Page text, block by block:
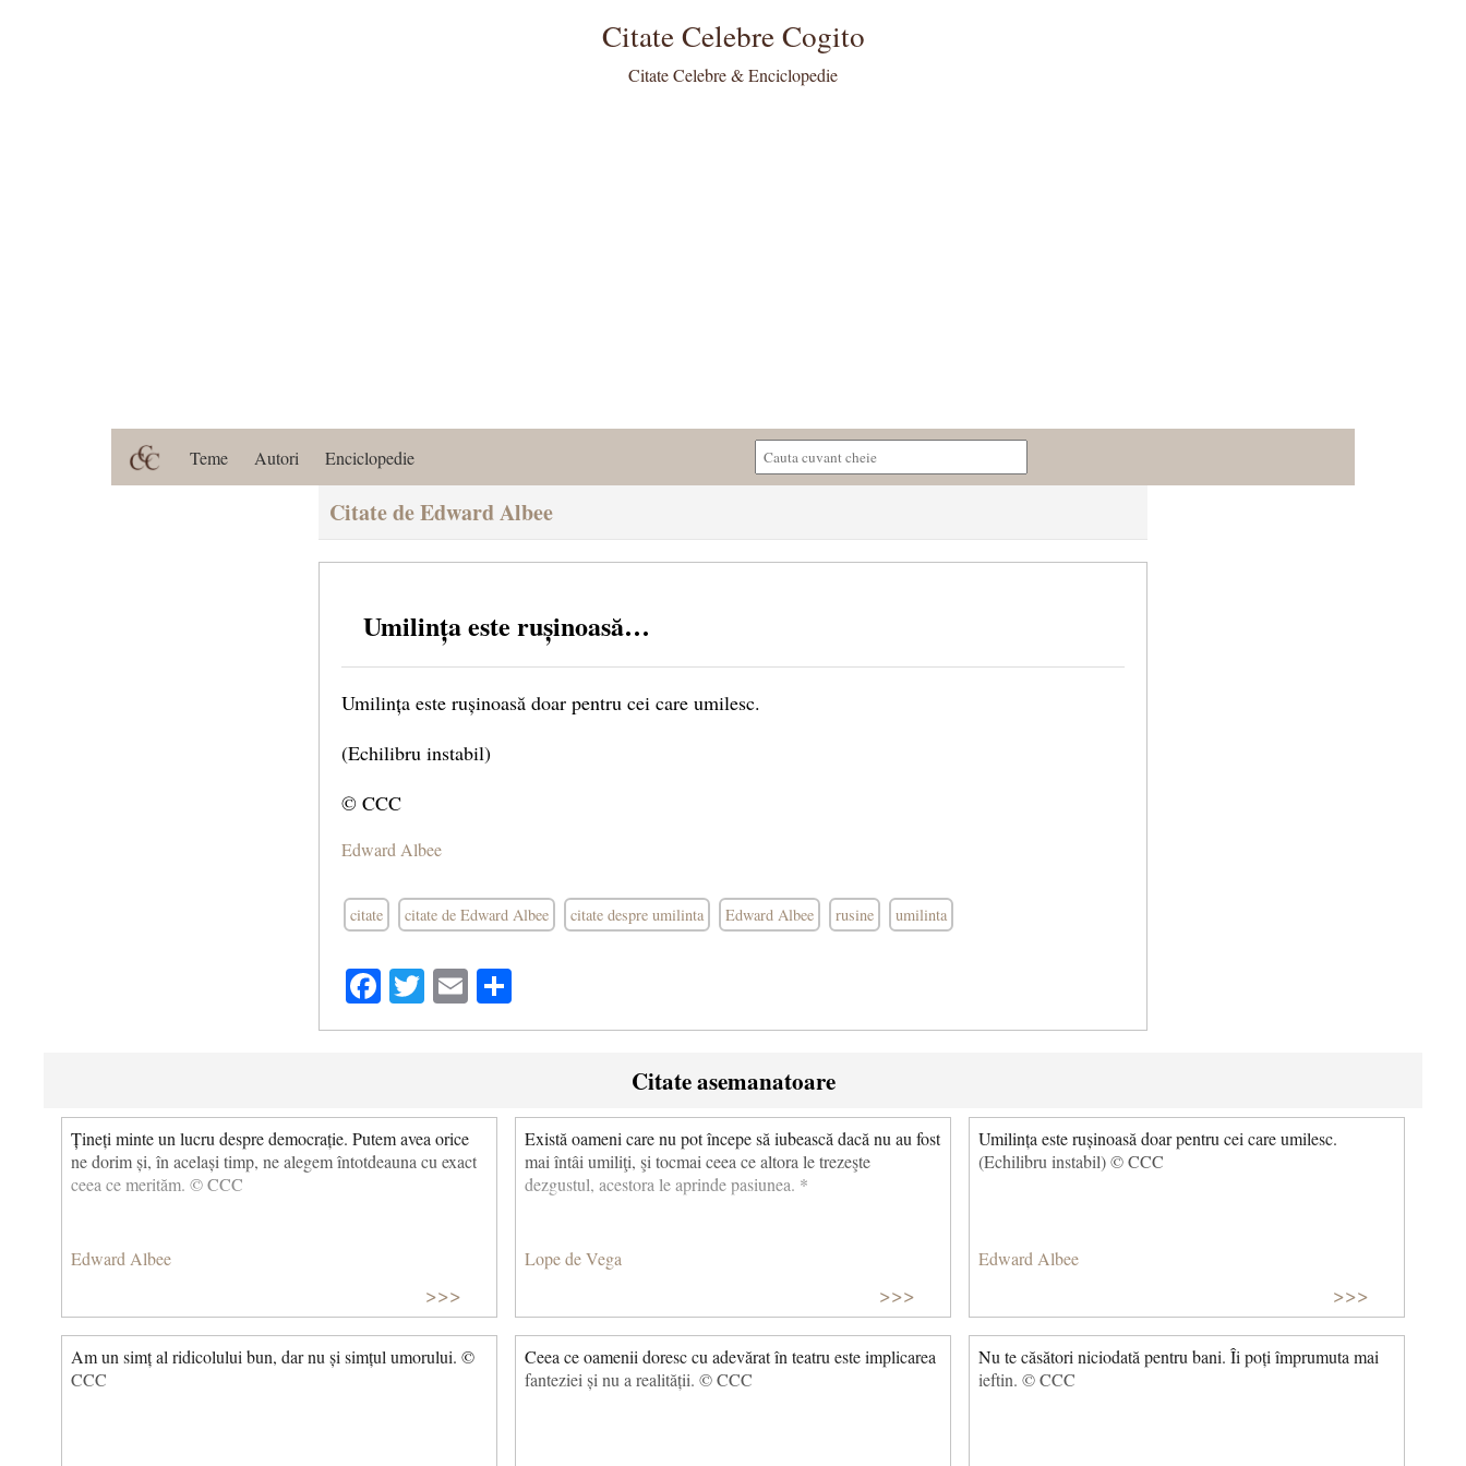
Citate Celebre Cogito
Citate Celebre & Enciclopedie
Teme Autori Enciclopedie
Citate de Edward Albee
Umilința este rușinoasă…
Umilința este rușinoasă doar pentru cei care umilesc.
(Echilibru instabil)
© CCC
Edward Albee
citate citate de Edward Albee citate despre umilinta Edward Albee rusine umilinta
Facebook
Twitter
Email
Citate asemanatoare
Țineți minte un lucru despre democrație. Putem avea orice
ne dorim și, în același timp, ne alegem întotdeauna cu exact
ceea ce merităm. © CCC
Edward Albee
>>>
Există oameni care nu pot începe să iubească dacă nu au fost
mai întâi umiliţi, şi tocmai ceea ce altora le trezeşte
dezgustul, acestora le aprinde pasiunea. *
Lope de Vega
>>>
Umilința este rușinoasă doar pentru cei care umilesc.
(Echilibru instabil) © CCC
Edward Albee
>>>
Am un simț al ridicolului bun, dar nu și simțul umorului. ©
CCC
Ceea ce oamenii doresc cu adevărat în teatru este implicarea
fanteziei și nu a realității. © CCC
Nu te căsători niciodată pentru bani. Îi poți împrumuta mai
ieftin. © CCC